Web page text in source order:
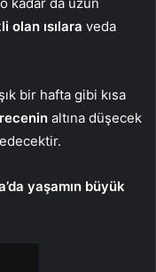
olan ısılara veda
bir hafta gibi kısa
altına düşecek
yaşamın büyük